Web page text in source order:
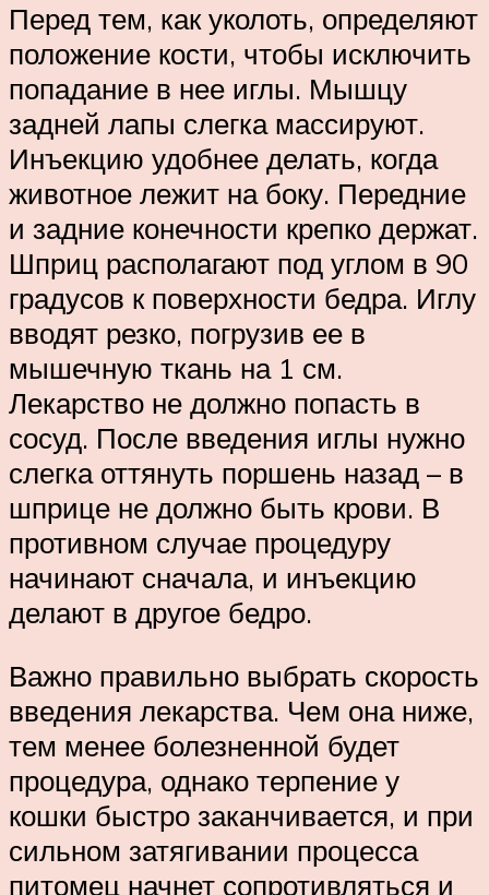
Перед тем, как уколоть, определяют
положение кости, чтобы исключить
попадание в нее иглы. Мышцу
задней лапы слегка массируют.
Инъекцию удобнее делать, когда
животное лежит на боку. Передние
и задние конечности крепко держат.
Шприц располагают под углом в 90
градусов к поверхности бедра. Иглу
вводят резко, погрузив ее в
мышечную ткань на 1 см.
Лекарство не должно попасть в
сосуд. После введения иглы нужно
слегка оттянуть поршень назад – в
шприце не должно быть крови. В
противном случае процедуру
начинают сначала, и инъекцию
делают в другое бедро.
Важно правильно выбрать скорость
введения лекарства. Чем она ниже,
тем менее болезненной будет
процедура, однако терпение у
кошки быстро заканчивается, и при
сильном затягивании процесса
питомец начнет сопротивляться и